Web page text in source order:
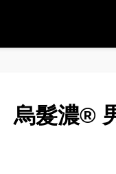
烏髮濃®